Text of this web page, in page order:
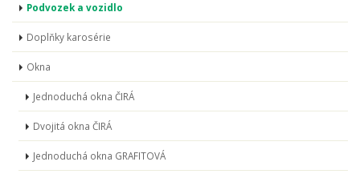
Podvozek a vozidlo
Doplňky karosérie
Okna
Jednoduchá okna ČIRÁ
Dvojitá okna ČIRÁ
Jednoduchá okna GRAFITOVÁ